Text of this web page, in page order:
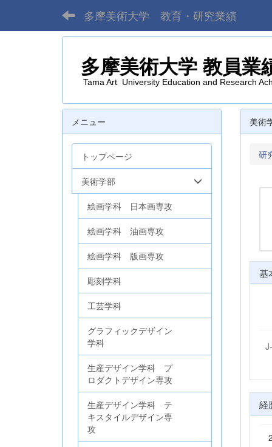
多摩美術大学 教育・研究業績
多摩美術大学 教員業
Tama Art University Education and Research
美術
研
基
経
メニュー
トップページ
美術学部
絵画学科 日本画専攻
絵画学科 油画専攻
絵画学科 版画専攻
彫刻学科
工芸学科
グラフィックデザイン
学科
生産デザイン学科 プ
ロダクトデザイン専攻
生産デザイン学科 テ
キスタイルデザイン専
攻